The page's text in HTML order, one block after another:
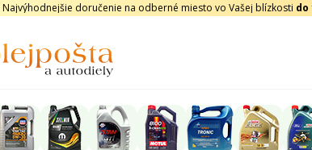
Najvýhodnejšie doručenie na odberné miesto vo Vašej blízkosti do